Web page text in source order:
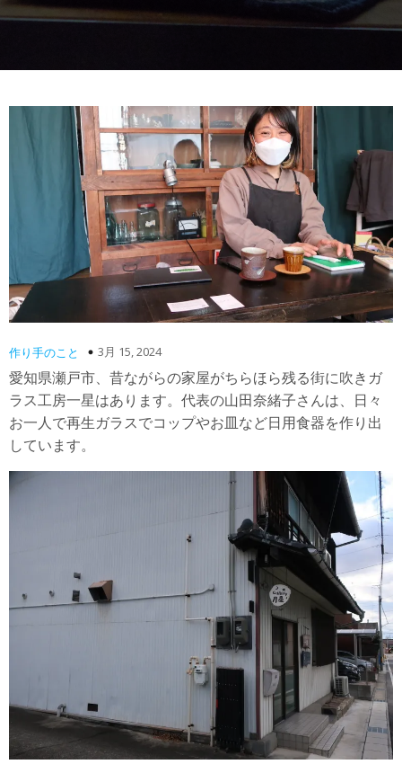
作り手のこと 3月 15, 2024
愛知県瀬戸市、昔ながらの家屋がちらほら残る街に吹きガ
ラス工房一星はあります。代表の山田奈緒子さんは、日々
お一人で再生ガラスでコップやお皿など日用食器を作り出
しています。